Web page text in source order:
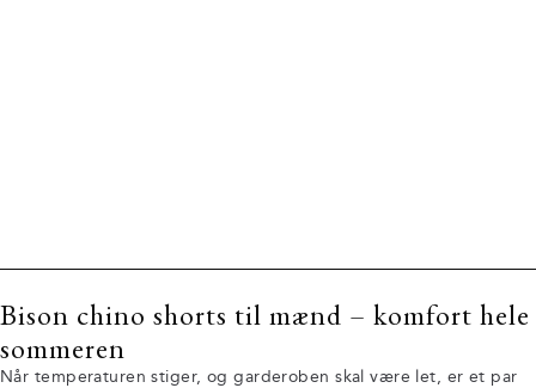
Bison chino shorts til mænd – komfort hele
sommeren
Når temperaturen stiger, og garderoben skal være let, er et par